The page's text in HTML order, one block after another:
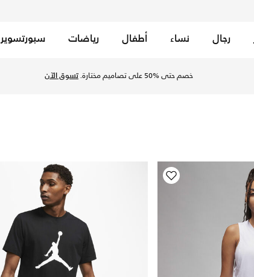
رجال نساء أطفال رياضات سبورتسوير
خصم حتى %50 على تصاميم مختارة. تسوق الآن